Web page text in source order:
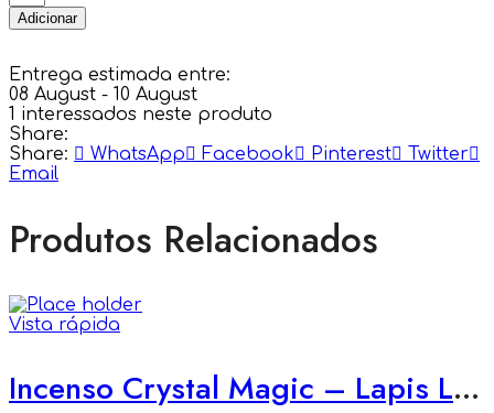
Adicionar
Entrega estimada entre:
08 August - 10 August
1 interessados neste produto
Share:
Share:
WhatsApp Facebook Pinterest
Twitter
Email
Produtos Relacionados
Vista rápida
Incenso Crystal Magic – Lapis Lazuli – 15gr